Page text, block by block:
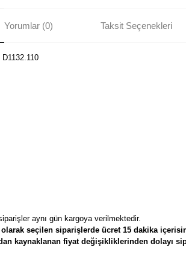
Yorumlar (0) Taksit Seçenekleri
aynı gün kargoya verilmektedir.
seçilen siparişlerde ücret 15 dakika
kaynaklanan fiyat değişikliklerinden dolayı